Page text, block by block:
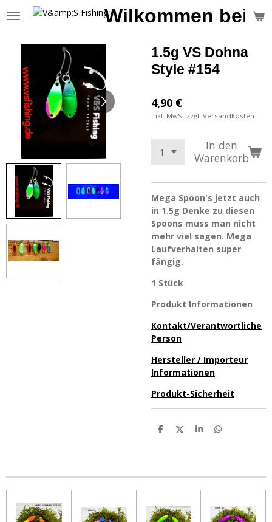
Zum
Wilkommen bei
1.5g VS Dohna
Style #154
4,90 €
inkl. MwSt zzgl. Versandkosten
In den
Warenkorb
Mega Spoon's jetzt auch
in 1.5g Denke zu diesen
Spoons muss man nicht
mehr viel sagen. Mega
Laufverhalten super
fängig.
1 Stück
Produkt Informationen
Kontakt/Verantwortliche
Person
Hersteller / Importeur
Informationen
Produkt-Sicherheit
T
n
T
n
T
n
T
n